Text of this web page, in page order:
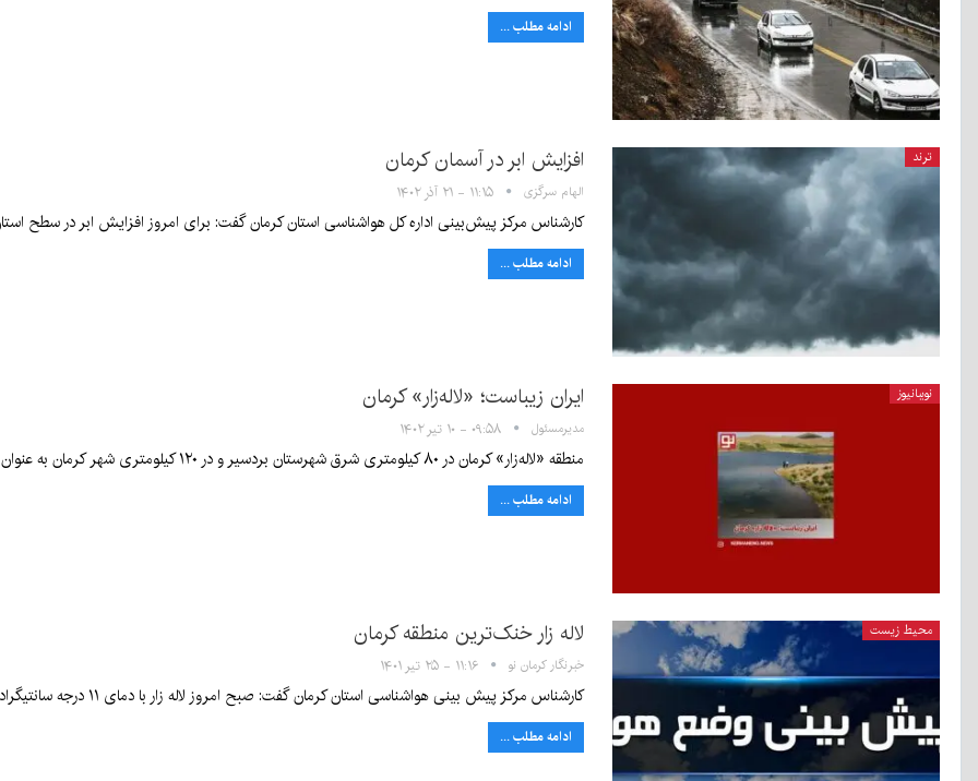
ادامه مطلب ...
ترند افزایش ابر در آسمان کرمان
الهام سرگزی ۱۱:۱۵ - ۲۱ آذر ۱۴۰۲
کارشناس مرکز پیش‌بینی اداره کل هواشناسی استان کرمان گفت: برای امروز افزایش ابر در سطح
ادامه مطلب ...
نوببانیوز ایران زیباست؛ «لاله‌زار» کرمان
مدیرمسئول ۰۹:۵۸ - ۱۰ تیر ۱۴۰۲
منطقه «لاله‌زار» کرمان در ۸۰ کیلومتری شرق شهرستان بردسیر و در ۱۲۰ کیلومتری شهر کرمان به عنوان یکی از مناطق خوش آب و هوای گردشگری این استان به شمار می‌رود.
ادامه مطلب ...
محیط زیست لاله زار خنک‌ترین منطقه کرمان
خبرنگار کرمان نو ۱۱:۱۶ - ۲۵ تیر ۱۴۰۱
کارشناس مرکز پیش بینی هواشناسی استان کرمان گفت: صبح امروز لاله زار با دمای ۱۱ درجه سانتیگراد خنک‌ترین نقطه استان کرمان به ثبت رسید.
ادامه مطلب ...